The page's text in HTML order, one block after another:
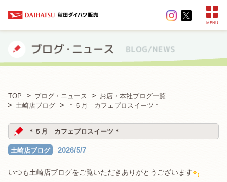
MENU
TOP ブログ・ニュース
お店・本社ブログ一覧
土崎店ブログ
＊５月 カフェプロスイーツ＊
＊５月 カフェプロスイーツ＊
土崎店ブログ 2026/5/7
いつも土崎店ブログをご覧いただきありがとうございます